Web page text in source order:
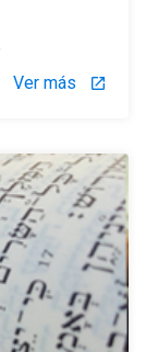
Ver más
launch